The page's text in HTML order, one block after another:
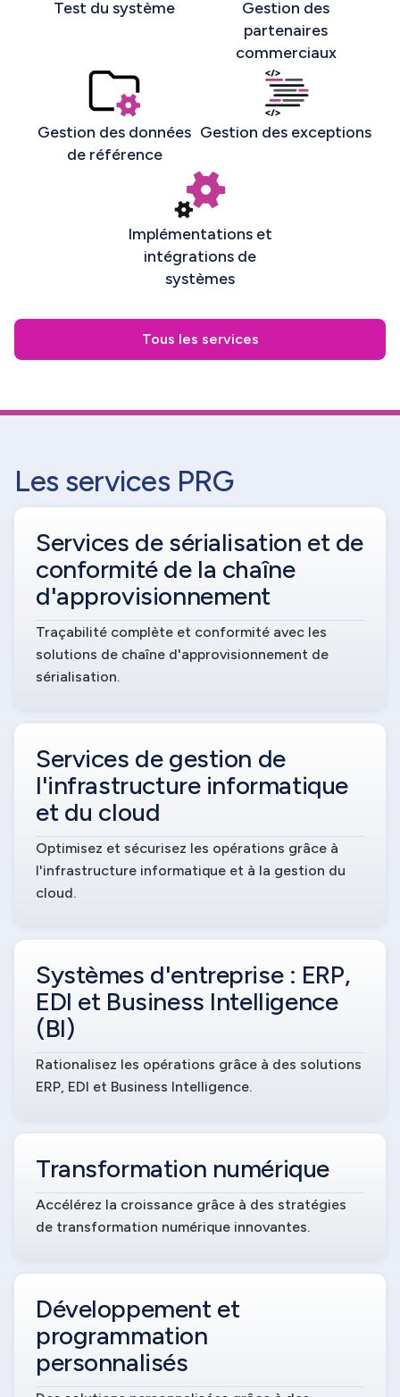
Test du système
Gestion des
partenaires
commerciaux
Gestion des données
de référence
Gestion des exceptions
Implémentations et
intégrations de
systèmes
Tous les services
Les services PRG
Services de sérialisation et de
conformité de la chaîne
d'approvisionnement
Traçabilité complète et conformité avec les
solutions de chaîne d'approvisionnement de
sérialisation.
Services de gestion de
l'infrastructure informatique
et du cloud
Optimisez et sécurisez les opérations grâce à
l'infrastructure informatique et à la gestion du
cloud.
Systèmes d'entreprise : ERP,
EDI et Business Intelligence
(BI)
Rationalisez les opérations grâce à des solutions
ERP, EDI et Business Intelligence.
Transformation numérique
Accélérez la croissance grâce à des stratégies
de transformation numérique innovantes.
Développement et
programmation
personnalisés